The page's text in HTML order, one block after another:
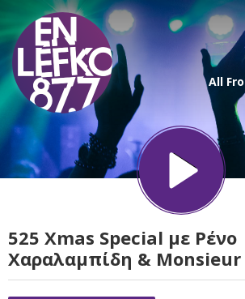
All
525 Xmas Special με Ρένο
Χαραλαμπίδη &